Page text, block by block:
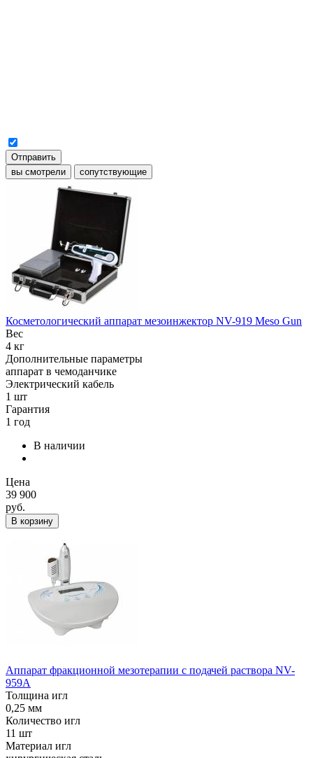
Отправить
вы смотрели
сопутствующие
Косметологический аппарат мезоинжектор NV-919 Meso Gun
Вес
4 кг
Дополнительные параметры
аппарат в чемоданчике
Электрический кабель
1 шт
Гарантия
1 год
В наличии
Цена
39 900
руб.
В корзину
Аппарат фракционной мезотерапии с подачей раствора NV-
959A
Толщина игл
0,25 мм
Количество игл
11 шт
Материал игл